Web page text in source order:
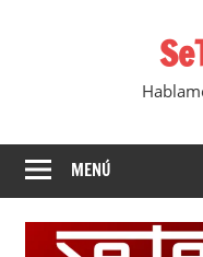
MENÚ